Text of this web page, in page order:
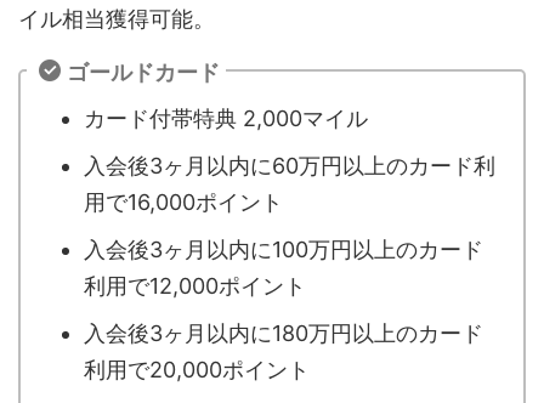
イル相当獲得可能。
ゴールドカード
カード付帯特典 2,000マイル
入会後3ヶ月以内に60万円以上のカード利
用で16,000ポイント
入会後3ヶ月以内に100万円以上のカード
利用で12,000ポイント
入会後3ヶ月以内に180万円以上のカード
利用で20,000ポイント